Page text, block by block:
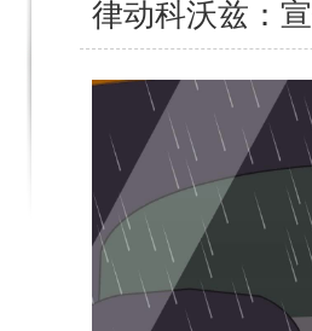
律动科沃兹：